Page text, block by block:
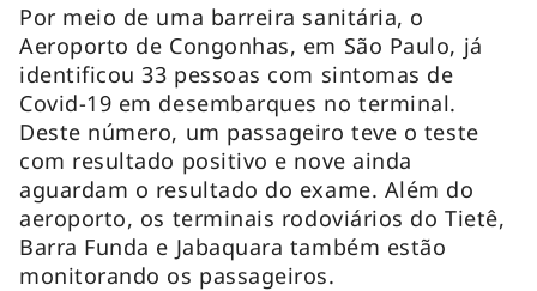
Por meio de uma barreira sanitária, o
Aeroporto de Congonhas, em São Paulo, já
identificou 33 pessoas com sintomas de
Covid-19 em desembarques no terminal.
Deste número, um passageiro teve o teste
com resultado positivo e nove ainda
aguardam o resultado do exame. Além do
aeroporto, os terminais rodoviários do Tietê,
Barra Funda e Jabaquara também estão
monitorando os passageiros.